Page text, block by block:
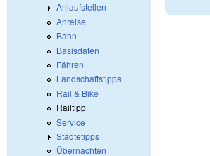
Anlaufstellen
Anreise
Bahn
Basisdaten
Fähren
Landschaftstipps
Rail & Bike
Railtipp
Service
Städtetipps
Übernachten